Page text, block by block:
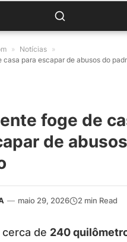
» Notícias »
casa para escapar de abusos do
foge de
de
— maio 29, 2026 2 min Read
cerca de 240